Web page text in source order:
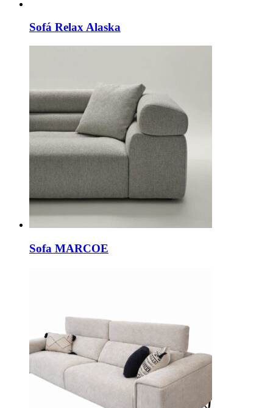
Sofá Relax Alaska
Sofa MARCOE